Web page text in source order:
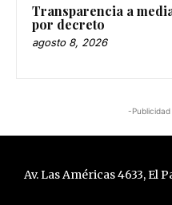
Transparencia a
por decreto
agosto 8, 2026
-Publicidad
Av. Las Américas 4633, El